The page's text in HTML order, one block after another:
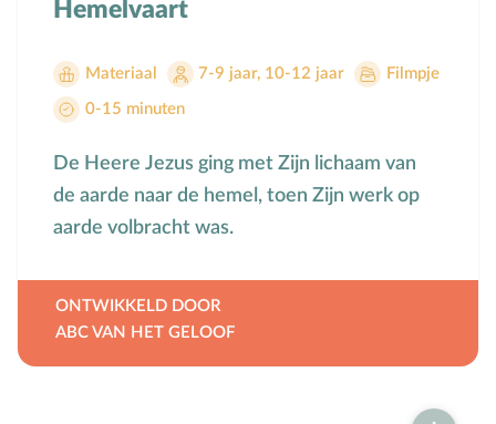
Voorbeeldgebeden
Vrucht van de Geest
Wederkomst
Zakgeld
Zending
Ziekte
Zwangerschap
Hemelvaart
Materiaal 7-9 jaar, 10-12 jaar Filmpje
0-15 minuten
De Heere Jezus ging met Zijn lichaam van
de aarde naar de hemel, toen Zijn werk op
aarde volbracht was.
ONTWIKKELD DOOR
ABC VAN HET GELOOF